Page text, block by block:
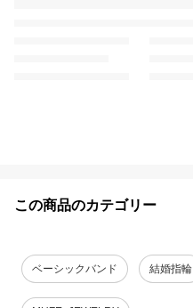
この商品のカテゴリー
ベーシックバンド 結婚指輪